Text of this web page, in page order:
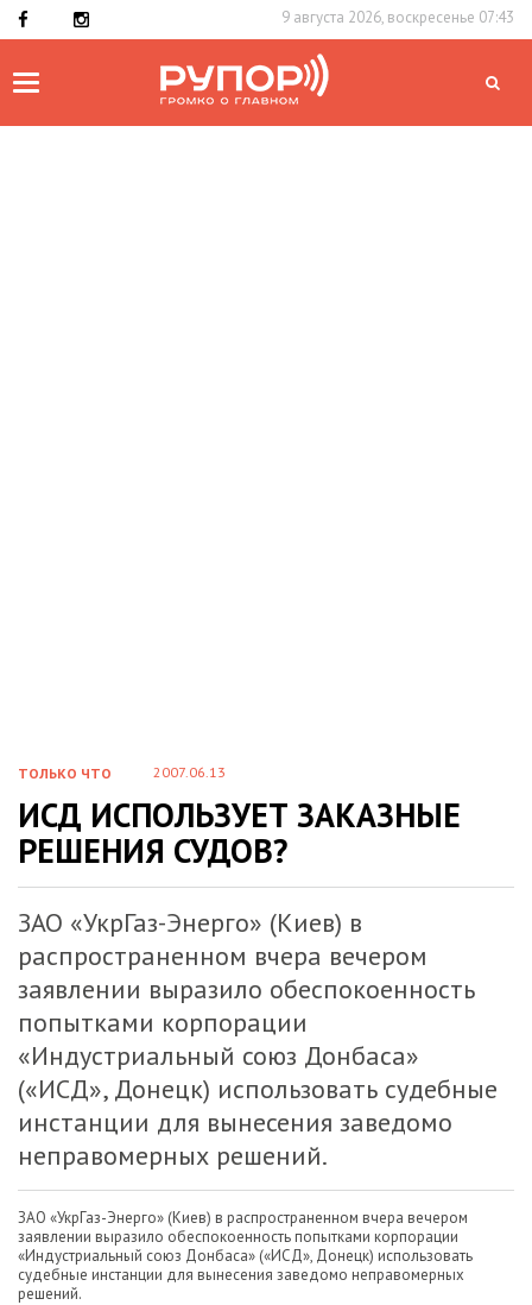
9 августа 2026, воскресенье 07:43
Toggle
ТОЛЬКО ЧТО 2007.06.13
ИСД ИСПОЛЬЗУЕТ ЗАКАЗНЫЕ
РЕШЕНИЯ СУДОВ?
ЗАО «УкрГаз-Энерго» (Киев) в
распространенном вчера вечером
заявлении выразило обеспокоенность
попытками корпорации
«Индустриальный союз Донбаса»
(«ИСД», Донецк) использовать судебные
инстанции для вынесения заведомо
неправомерных решений.
ЗАО «УкрГаз-Энерго» (Киев) в распространенном вчера вечером
заявлении выразило обеспокоенность попытками корпорации
«Индустриальный союз Донбаса» («ИСД», Донецк) использовать
судебные инстанции для вынесения заведомо неправомерных
решений.